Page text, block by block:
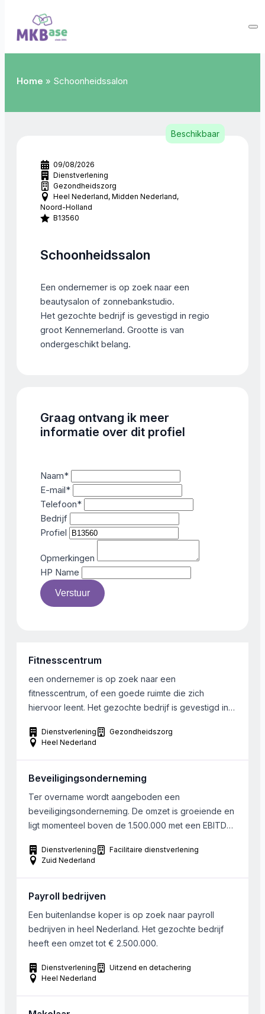
Home » Schoonheidssalon
09/08/2026
Dienstverlening
Gezondheidszorg
Heel Nederland Midden Nederland
Noord-Holland
B13560
Schoonheidssalon
Een ondernemer is op zoek naar een
beautysalon of zonnebankstudio.
Het gezochte bedrijf is gevestigd in regio
groot Kennemerland. Grootte is van
ondergeschikt belang.
Beschikbaar
Graag ontvang ik meer
informatie over dit profiel
Naam*
E-mail*
Telefoon*
Bedrijf
Profiel
Opmerkingen
HP Name
Verstuur
Fitnesscentrum
een ondernemer is op zoek naar een
fitnesscentrum, of een goede ruimte die zich
hiervoor leent. Het gezochte bedrijf is gevestigd in
Dienstverlening
Gezondheidszorg
Heel Nederland
Beveiligingsonderneming
Ter overname wordt aangeboden een
beveiligingsonderneming. De omzet is groeiende en
ligt momenteel boven de 1.500.000 met een EBITDA
in een deel van Zuid-Nederland. Het bedrijf is actief
in de 24/7 objectbeveiliging en heeft zich de
betrouwbare speler in de markt. […]
Dienstverlening
Facilitaire dienstverlening
Zuid Nederland
Payroll bedrijven
Een buitenlandse koper is op zoek naar payroll
bedrijven in heel Nederland. Het gezochte bedrijf
heeft een omzet tot € 2.500.000.
Dienstverlening
Uitzend en detachering
Heel Nederland